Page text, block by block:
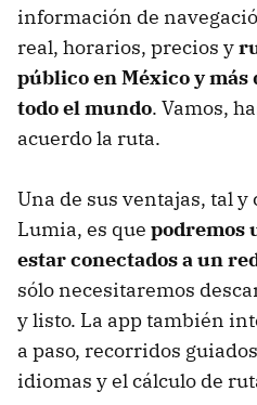
información de
real, horarios, precios y
público en México y más
todo el mundo. Vamos,
acuerdo la ruta.
Una de sus ventajas, tal
Lumia, es que podremos
estar conectados a un
sólo necesitaremos
y listo. La app también
a paso, recorridos
idiomas y el cálculo de